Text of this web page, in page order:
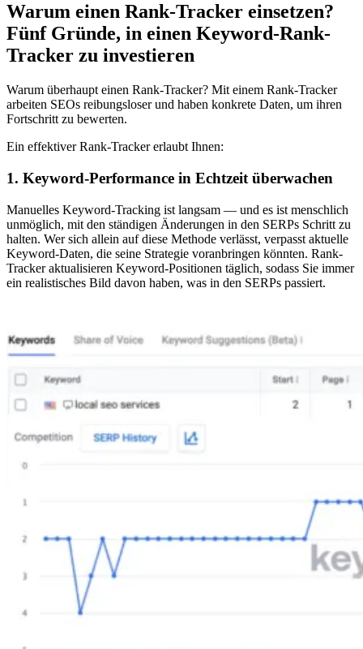
Warum einen Rank-Tracker einsetzen?
Fünf Gründe, in einen Keyword-Rank-
Tracker zu investieren
Warum überhaupt einen Rank-Tracker? Mit einem Rank-Tracker
arbeiten SEOs reibungsloser und haben konkrete Daten, um ihren
Fortschritt zu bewerten.
Ein effektiver Rank-Tracker erlaubt Ihnen:
1. Keyword-Performance in Echtzeit überwachen
Manuelles Keyword-Tracking ist langsam — und es ist menschlich
unmöglich, mit den ständigen Änderungen in den SERPs Schritt zu
halten. Wer sich allein auf diese Methode verlässt, verpasst aktuelle
Keyword-Daten, die seine Strategie voranbringen könnten. Rank-
Tracker aktualisieren Keyword-Positionen täglich, sodass Sie immer
ein realistisches Bild davon haben, was in den SERPs passiert.